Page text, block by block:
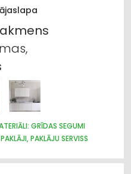
akmens
GRĪDAS SEGUMI
PAKLĀJI, PAKLĀJU SERVISS
UN PAKALPOJUMI